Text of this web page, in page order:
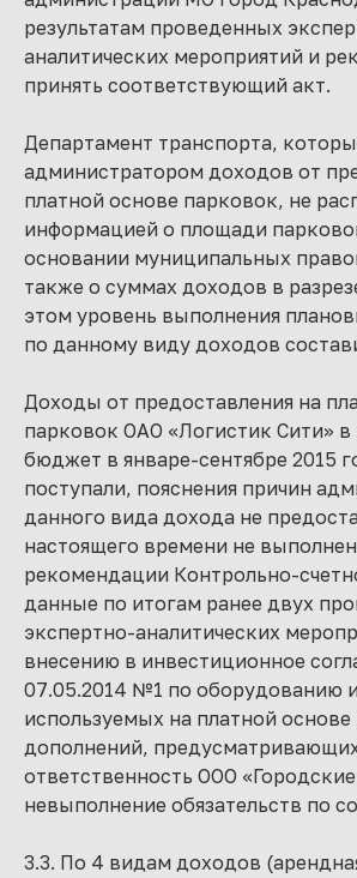
результатам проведенных
аналитических мероприятий и
принять соответствующий акт.
Департамент транспорта,
администратором доходов от
платной основе парковок, не
информацией о площади
основании муниципальных
также о суммах доходов в
этом уровень выполнения
по данному виду доходов
Доходы от предоставления на
парковок ОАО «Логистик Сити»
бюджет в январе-сентябре 2015
поступали, пояснения причин
данного вида дохода не
настоящего времени не
рекомендации Контрольно-
данные по итогам ранее двух
экспертно-аналитических
внесению в инвестиционное
07.05.2014 №1 по оборудованию
используемых на платной
дополнений,
ответственность ООО
невыполнение обязательств по
3.3. По 4 видам доходов